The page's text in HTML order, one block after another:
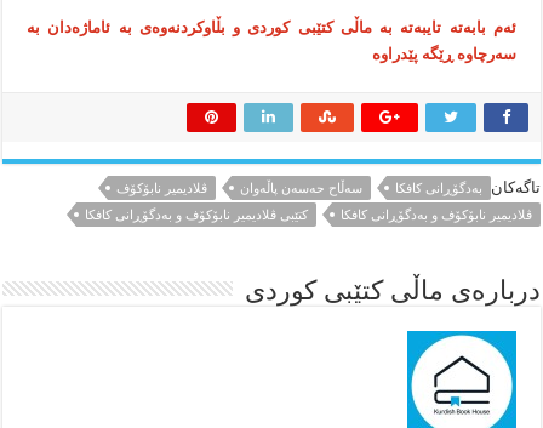
ئەم بابەتە تایبەتە بە ماڵی کتێبی کوردی و بڵاوکردنەوەی بە ئاماژەدان بە
سەرچاوە ڕێگە پێدراوە
تاگەکان بەدگۆڕانی کافکا سەڵاح حەسەن پاڵەوان
ڤلادیمیر نابۆکۆف
ڤلادیمیر نابۆکۆف و بەدگۆڕانی کافکا
کتێبی ڤلادیمیر نابۆکۆف و بەدگۆڕانی کافکا
درباره‌ی ماڵی کتێبی کوردی